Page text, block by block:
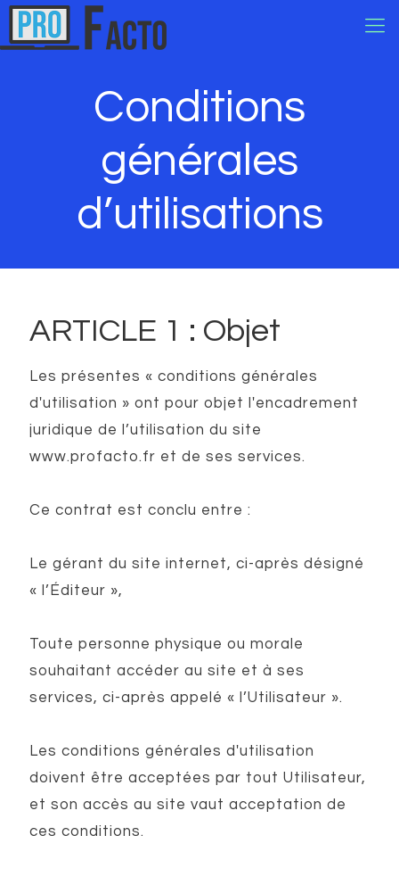
Conditions
générales
d’utilisations
ARTICLE 1 : Objet
Les présentes « conditions générales
d'utilisation » ont pour objet l'encadrement
juridique de l’utilisation du site
www.profacto.fr et de ses services.
Ce contrat est conclu entre :
Le gérant du site internet, ci-après désigné
« l’Éditeur »,
Toute personne physique ou morale
souhaitant accéder au site et à ses
services, ci-après appelé « l’Utilisateur ».
Les conditions générales d'utilisation
doivent être acceptées par tout Utilisateur,
et son accès au site vaut acceptation de
ces conditions.